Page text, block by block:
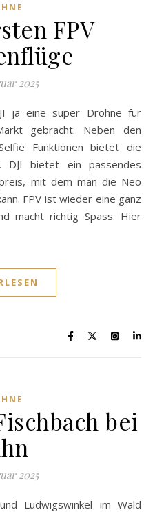
FPV
2025
gebracht. Neben den
Funktionen bietet die
DJI bietet ein passendes
mit dem man die Neo
FPV ist wieder eine ganz
macht richtig Spass. Hier
bei
2025